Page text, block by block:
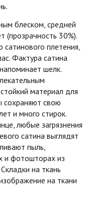
блеском, средней
(прозрачность 30%).
плетения,
Фактура сатина
шелк.
материал для
свою
и много стирок.
любые загрязнения
сатина выглядят
пыль,
и фотошторах из
на ткань
на ткани